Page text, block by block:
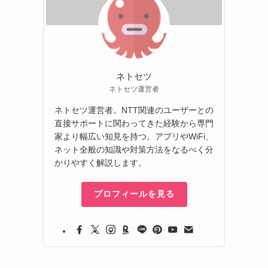
ネトセツ
ネトセツ運営者
ネトセツ運営者。NTT関連のユーザーとの
直接サポートに関わってきた経験から専門
家より幅広い知見を持つ。アプリやWiFi、
ネット全般の知識や対策方法をなるべく分
かりやすく解説します。
プロフィールを見る